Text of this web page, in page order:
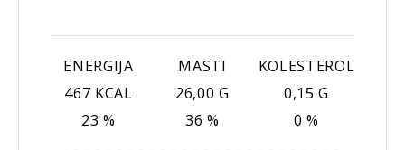
ENERGIJA
467 KCAL
23 %
MASTI
26,00 G
36 %
KOLESTEROL
0,15 G
0 %